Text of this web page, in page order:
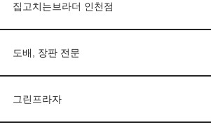
집고치는브라더 인천점
도배, 장판 전문
그린프라자